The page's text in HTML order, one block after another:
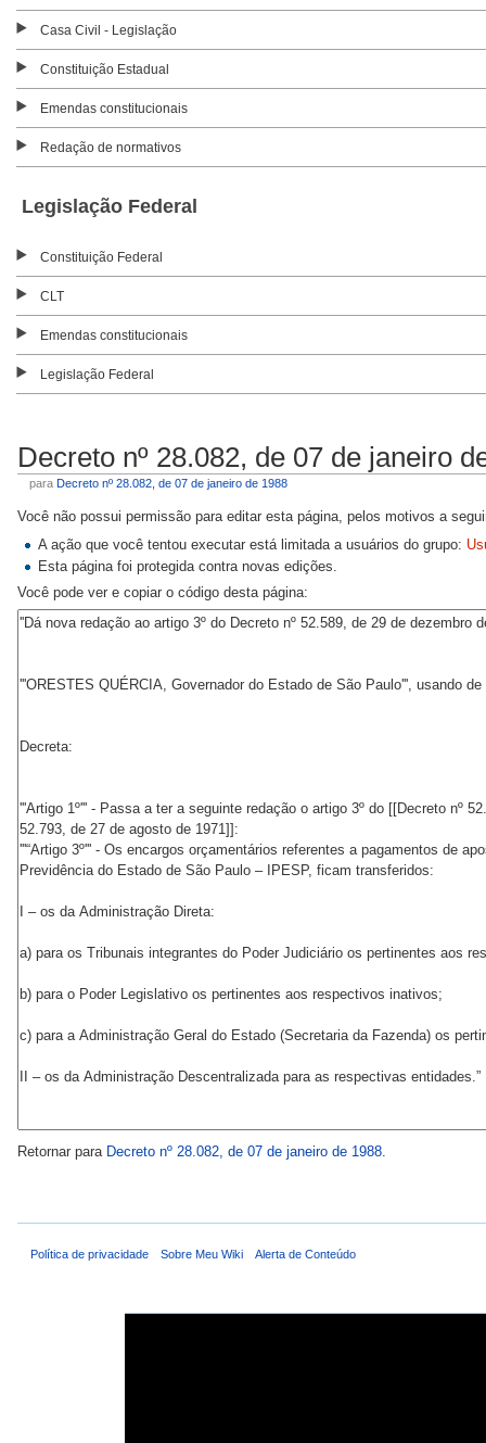
Casa Civil - Legislação
Constituição Estadual
Emendas constitucionais
Redação de normativos
Legislação Federal
Constituição Federal
CLT
Emendas constitucionais
Legislação Federal
Decreto nº 28.082, de 07 de janeiro
para Decreto nº 28.082, de 07 de janeiro de 1988
Você não possui permissão para editar esta página, pelos motivos a
A ação que você tentou executar está limitada a usuários do grupo:
Esta página foi protegida contra novas edições.
Você pode ver e copiar o código desta página:
Retornar para Decreto nº 28.082, de 07 de janeiro de 1988.
Política de privacidade Sobre Meu Wiki Alerta de Conteúdo